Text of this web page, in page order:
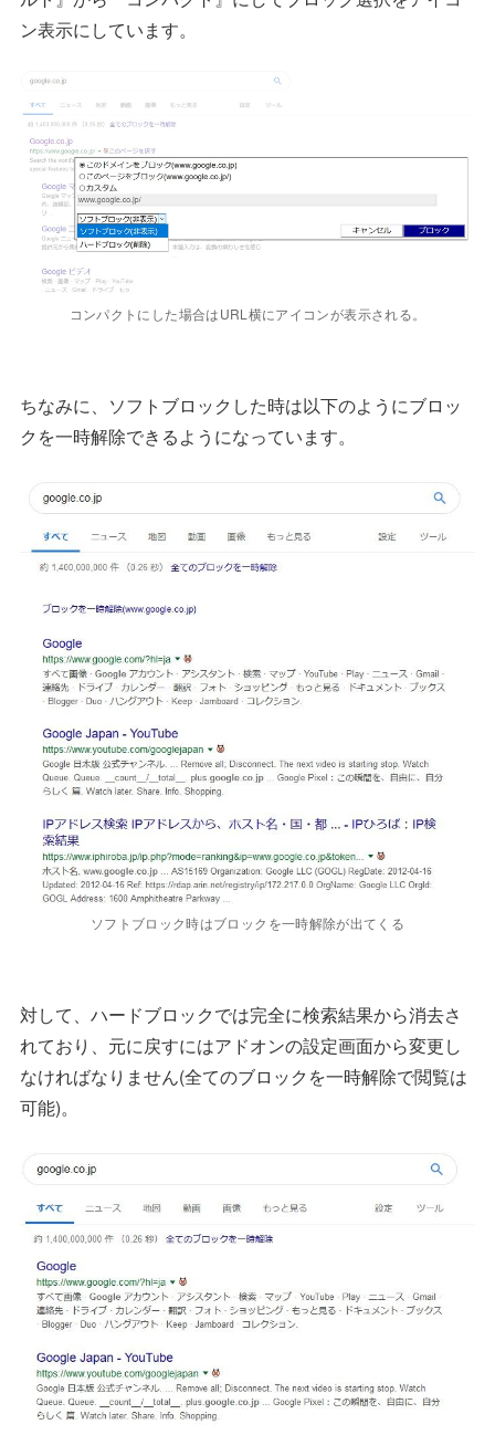
ン表示にしています。
コンパクトにした場合はURL横にアイコンが表示される。
ちなみに、ソフトブロックした時は以下のようにブロッ
クを一時解除できるようになっています。
ソフトブロック時はブロックを一時解除が出てくる
対して、ハードブロックでは完全に検索結果から消去さ
れており、元に戻すにはアドオンの設定画面から変更し
なければなりません(全てのブロックを一時解除で閲覧は
可能)。